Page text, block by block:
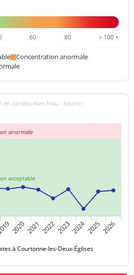
60 80 > 100 +
Concentration anormale
acceptable
anormale
nitrates dans l'eau - Source :
à Courtonne-les-Deux-Églises
20202021 20222023202420252026